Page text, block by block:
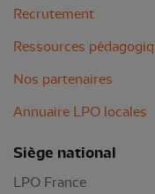
Recrutement
Ressources
Nos partenaires
Annuaire LPO locales
Siège national
LPO France